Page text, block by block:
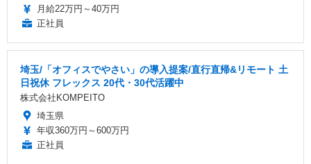
月給22万円～40万円
正社員
埼玉/「オフィスでやさい」の導入提案/直行直帰&リモート 土
日祝休 フレックス 20代・30代活躍中
株式会社KOMPEITO
埼玉県
年収360万円～600万円
正社員